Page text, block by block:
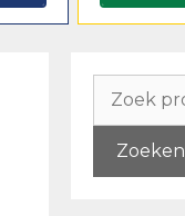
naar:
Zoeken